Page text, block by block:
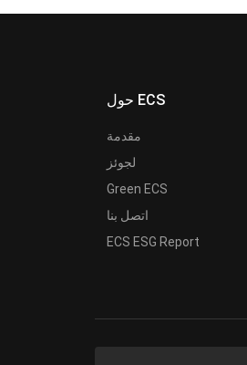
حول ECS
مقدمة
لجوئز
Green ECS
اتصل بنا
ECS ESG Report